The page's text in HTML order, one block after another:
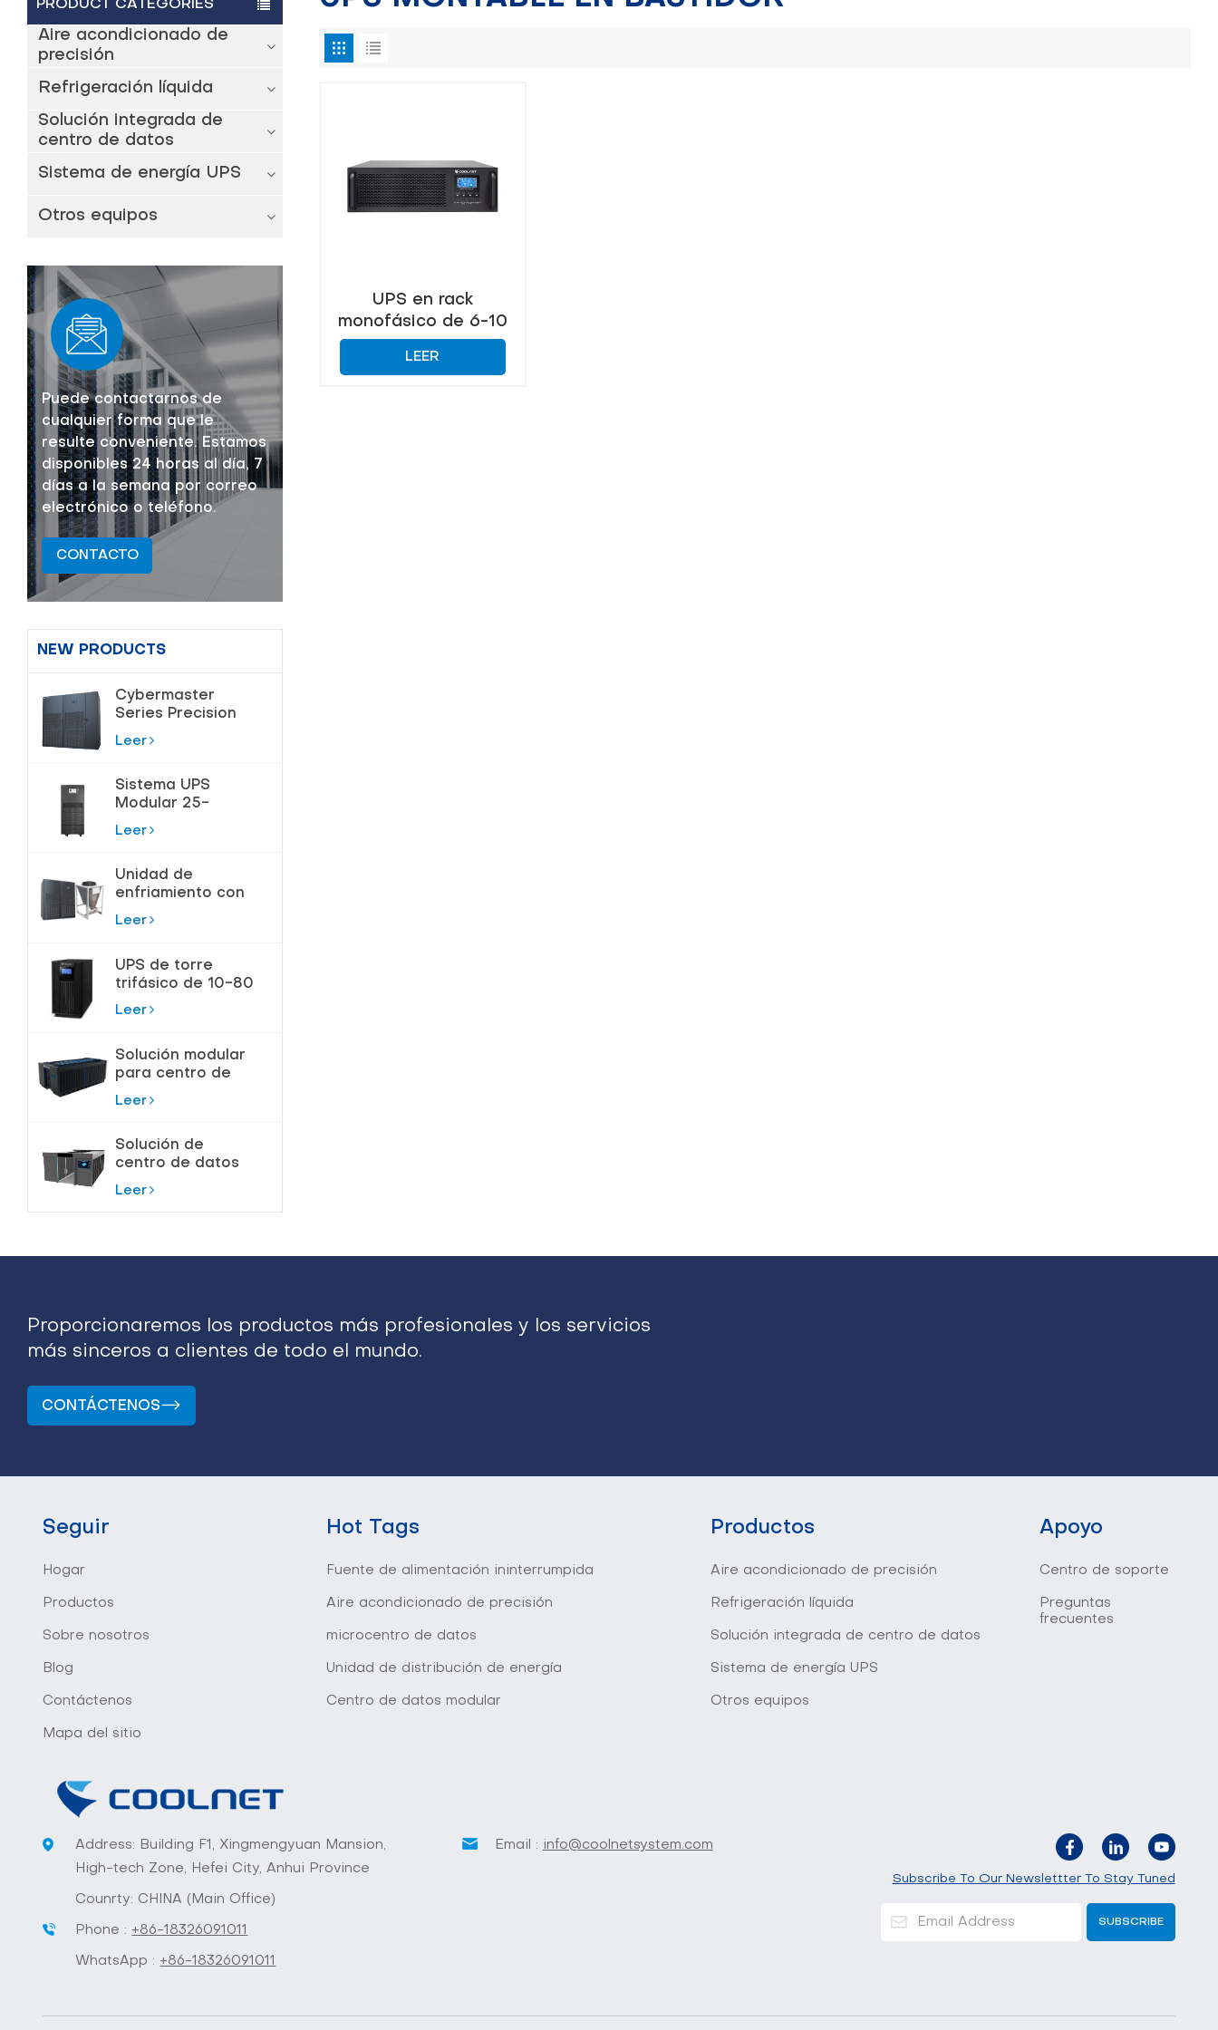
PRODUCT CATEGORIES
Aire acondicionado de
precisión
Refrigeración líquida
Solución integrada de
centro de datos
Sistema de energía UPS
Otros equipos
Puede contactarnos de
cualquier forma que le
resulte conveniente. Estamos
disponibles 24 horas al día, 7
días a la semana por correo
electrónico o teléfono.
CONTACTO
NEW PRODUCTS
Cybermaster
Series Precision
Air
Leer
Sistema UPS
Modular 25-
180kVA para
Leer
Unidad de
enfriamiento con
bomba de flúor
temperatura de
precisión
Leer
UPS de torre
trifásico de 10-80
KVA para
alta potencia
Leer
Solución modular
para centro de
datos de sala de
Leer
Solución de
centro de datos
modular
Leer
UPS en rack
monofásico de 6-10
KVA para respaldo de
energía confiable
LEER
Proporcionaremos los productos más profesionales y los servicios
más sinceros a clientes de todo el mundo.
CONTÁCTENOS
Seguir
Hogar
Productos
Sobre nosotros
Blog
Contáctenos
Mapa del sitio
Hot Tags
Fuente de alimentación ininterrumpida
Aire acondicionado de precisión
microcentro de datos
Unidad de distribución de energía
Centro de datos modular
Productos
Aire acondicionado de precisión
Refrigeración líquida
Solución integrada de centro de datos
Sistema de energía UPS
Otros equipos
Apoyo
Centro de soporte
Preguntas
frecuentes
Address: Building F1, Xingmengyuan Mansion,
High-tech Zone, Hefei City, Anhui Province
Counrty: CHINA (Main Office)
Phone : +86-18326091011
WhatsApp : +86-18326091011
Email : info@coolnetsystem.com
Subscribe To Our Newslettter To Stay Tuned